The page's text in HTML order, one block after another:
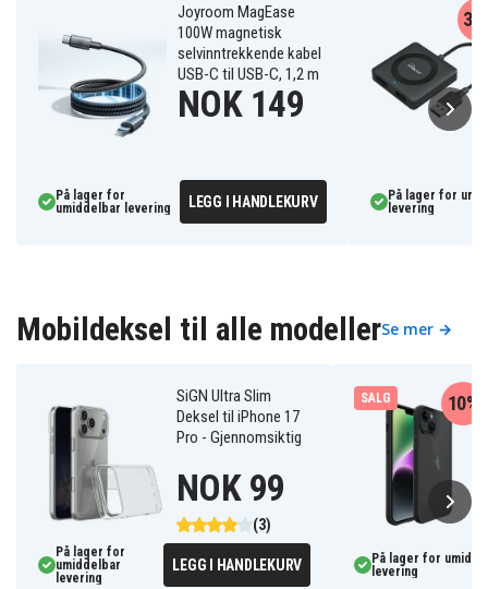
Joyroom MagEase
100W magnetisk
selvinntrekkende kabel
USB-C til USB-C, 1,2 m
NOK 149
På lager for
umiddelbar levering
LEGG I HANDLEKURV
På lager for
levering
Mobildeksel til alle modellerSe mer →
SiGN Ultra Slim
Deksel til iPhone 17
Pro - Gjennomsiktig
(3)
NOK 99
På lager for
umiddelbar
levering
LEGG I HANDLEKURV
SALG 10%
På lager for
levering